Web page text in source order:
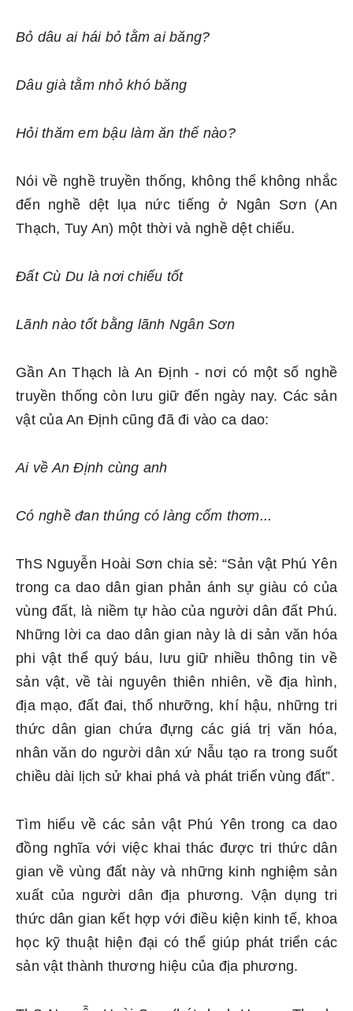
Bỏ dâu ai hái bỏ tằm ai băng?
Dâu già tằm nhỏ khó băng
Hỏi thăm em bậu làm ăn thế nào?
Nói về nghề truyền thống, không thể không nhắc
đến nghề dệt lụa nức tiếng ở Ngân Sơn (An
Thạch, Tuy An) một thời và nghề dệt chiếu.
Đất Cù Du là nơi chiếu tốt
Lãnh nào tốt bằng lãnh Ngân Sơn
Gần An Thạch là An Định - nơi có một số nghề
truyền thống còn lưu giữ đến ngày nay. Các sản
vật của An Định cũng đã đi vào ca dao:
Ai về An Định cùng anh
Có nghề đan thúng có làng cốm thơm...
ThS Nguyễn Hoài Sơn chia sẻ: “Sản vật Phú Yên
trong ca dao dân gian phản ánh sự giàu có của
vùng đất, là niềm tự hào của người dân đất Phú.
Những lời ca dao dân gian này là di sản văn hóa
phi vật thể quý báu, lưu giữ nhiều thông tin về
sản vật, về tài nguyên thiên nhiên, về địa hình,
địa mạo, đất đai, thổ nhưỡng, khí hậu, những tri
thức dân gian chứa đựng các giá trị văn hóa,
nhân văn do người dân xứ Nẫu tạo ra trong suốt
chiều dài lịch sử khai phá và phát triển vùng đất”.
Tìm hiểu về các sản vật Phú Yên trong ca dao
đồng nghĩa với việc khai thác được tri thức dân
gian về vùng đất này và những kinh nghiệm sản
xuất của người dân địa phương. Vận dụng tri
thức dân gian kết hợp với điều kiện kinh tế, khoa
học kỹ thuật hiện đại có thể giúp phát triển các
sản vật thành thương hiệu của địa phương.